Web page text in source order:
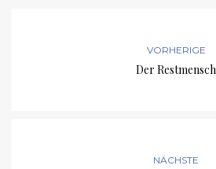
VORHERIGE
Der Restmensch
NÄCHSTE